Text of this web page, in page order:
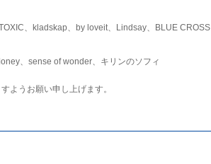
、kladskap、by loveit、Lindsay、BLUE CROSS
、sense of wonder、キリンのソフィ
ようお願い申し上げます。